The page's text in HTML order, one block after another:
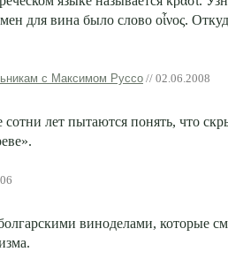
для вина было слово οἶνος.
с Максимом Руссо // 02.06.2008
лет пытаются понять, что
виноделами, которые